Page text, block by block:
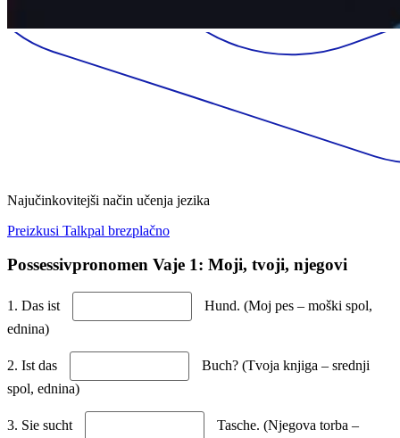
Najučinkovitejši način učenja jezika
Preizkusi Talkpal brezplačno
Possessivpronomen Vaje 1: Moji, tvoji, njegovi
1. Das ist
Hund. (Moj pes – moški spol,
ednina)
2. Ist das
Buch? (Tvoja knjiga – srednji
spol, ednina)
3. Sie sucht
Tasche. (Njegova torba –